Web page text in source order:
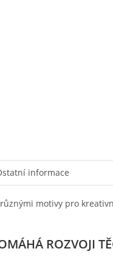
informace
motivy pro